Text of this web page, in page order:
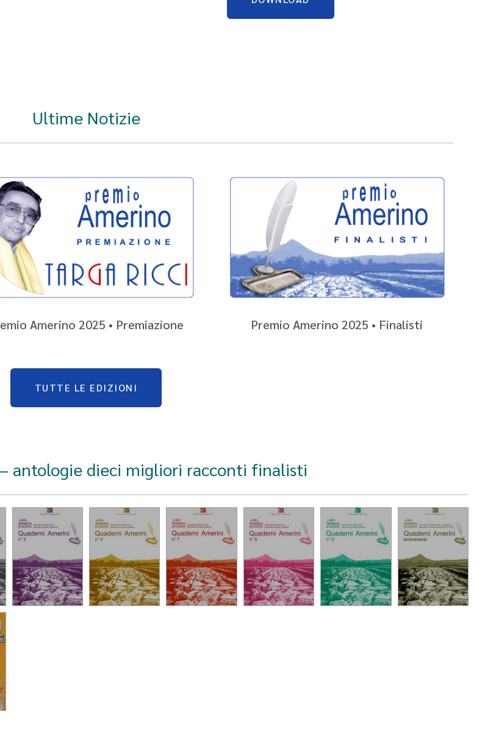
Ultime Notizie
Amerino 2025 • Premiazione Premio Amerino 2025 • Finalisti
TUTTE LE EDIZIONI
antologie dieci migliori racconti finalisti